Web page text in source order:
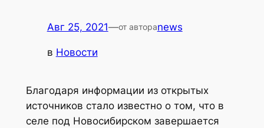
Авг 25, 2021—от автораnews
в Новости
Благодаря информации из открытых
источников стало известно о том, что в
селе под Новосибирском завершается